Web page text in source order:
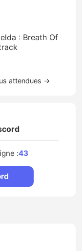
: Breath Of
attendues →
:43